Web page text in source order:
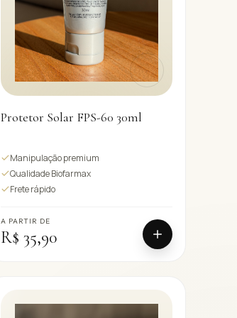
Protetor Solar FPS-60 30ml
Manipulação premium
Qualidade Biofarmax
Frete rápido
A PARTIR DE
R$ 35,90